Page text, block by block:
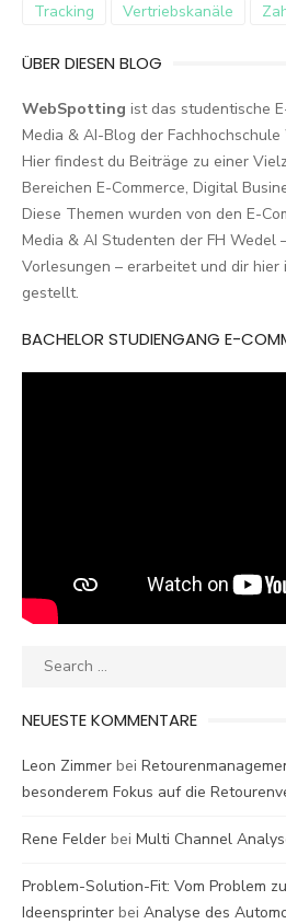
Tracking
Vertriebskanäle
ÜBER DIESEN BLOG
WebSpotting ist das studentische
Media & AI-Blog der Fachhochschule
Hier findest du Beiträge zu einer
Bereichen E-Commerce, Digital
Diese Themen wurden von den E-
Media & AI Studenten der FH Wedel
Vorlesungen – erarbeitet und dir hier
gestellt.
BACHELOR STUDIENGANG E-
Search
NEUESTE KOMMENTARE
Leon Zimmer bei
besonderem Fokus auf die
Rene Felder bei Multi Channel
Problem-Solution-Fit: Vom Problem
Ideensprinter bei Analyse des